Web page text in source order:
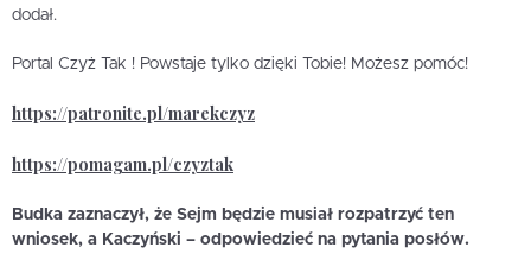
dodał.
Portal Czyż Tak ! Powstaje tylko dzięki Tobie! Możesz pomóc!
https://patronite.pl/marekczyz
https://pomagam.pl/czyztak
Budka zaznaczył, że Sejm będzie musiał rozpatrzyć ten
wniosek, a Kaczyński – odpowiedzieć na pytania posłów.